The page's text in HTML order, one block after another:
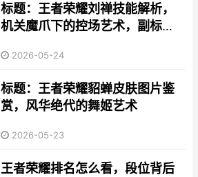
标题：王者荣耀刘禅技能解析，
机关魔爪下的控场艺术，副标
人生2026-05-24
标题：王者荣耀貂蝉皮肤图片鉴
赏，风华绝代的舞姬艺术
2026-05-23
王者荣耀排名怎么看，段位背后